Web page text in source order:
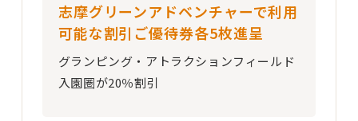
志摩グリーンアドベンチャーで利用
可能な割引ご優待券各5枚進呈
グランピング・アトラクションフィールド
入園圏が20％割引